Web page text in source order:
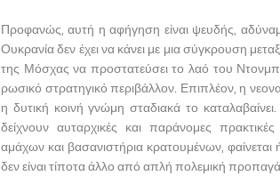
Προφανώς, αυτή η αφήγηση είναι ψευδής,
Ουκρανία δεν έχει να κάνει με μια σύγκρουση
της Μόσχας να προστατεύσει το λαό του
ρωσικό στρατηγικό περιβάλλον. Επιπλέον, η
η δυτική κοινή γνώμη σταδιακά το
δείχνουν αυταρχικές και παράνομες
αμάχων και βασανιστήρια κρατουμένων,
δεν είναι τίποτα άλλο από απλή πολεμική